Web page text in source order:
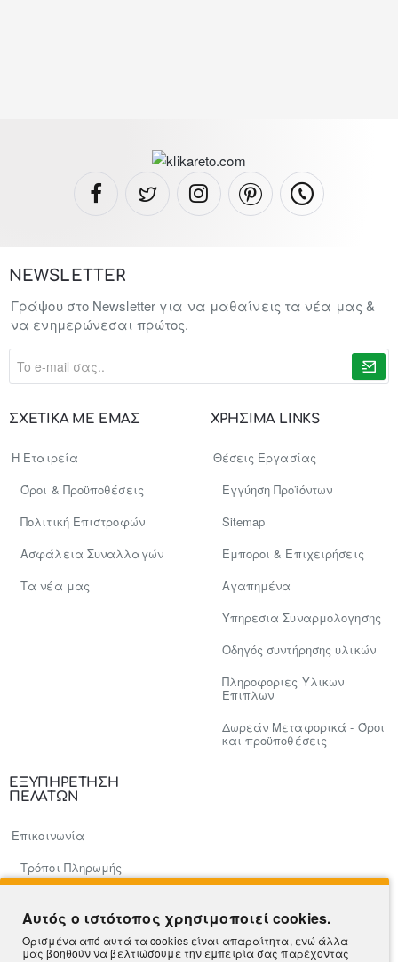
ΣΧΕΤΙΚΑ ΜΕ ΕΜΑΣ
Η Εταιρεία
Όροι & Προϋποθέσεις
Πολιτική Επιστροφών
Ασφάλεια Συναλλαγών
Tα νέα μας
ΧΡΗΣΙΜΑ LINKS
Θέσεις Εργασίας
Εγγύηση Προϊόντων
Sitemap
Έμποροι & Επιχειρήσεις
Αγαπημένα
Υπηρεσια Συναρμολογησης
Οδηγός συντήρησης υλικών
Πληροφοριες Υλικων
Επιπλων
Δωρεάν Μεταφορικά - Όροι
και προϋποθέσεις
ΕΞΥΠΗΡΕΤΗΣΗ
ΠΕΛΑΤΩΝ
Επικοινωνία
Τρόποι Πληρωμής
Ο Λογαριασμός μου
NEWSLETTER
Γράψου στο Newsletter για να μαθαίνεις τα νέα μας &
να ενημερώνεσαι πρώτος.
σας..
Αυτός ο ιστότοπος χρησιμοποιεί cookies.
Ορισμένα από αυτά τα cookies είναι απαραίτητα, ενώ άλλα
μας βοηθούν να βελτιώσουμε την εμπειρία σας παρέχοντας